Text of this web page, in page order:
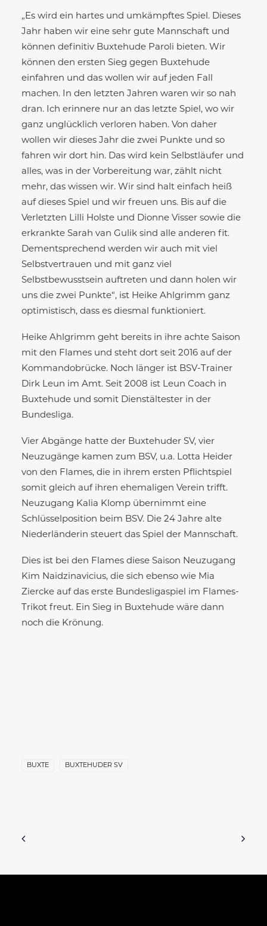
„Es wird ein hartes und umkämpftes Spiel. Dieses
Jahr haben wir eine sehr gute Mannschaft und
können definitiv Buxtehude Paroli bieten. Wir
können den ersten Sieg gegen Buxtehude
einfahren und das wollen wir auf jeden Fall
machen. In den letzten Jahren waren wir so nah
dran. Ich erinnere nur an das letzte Spiel, wo wir
ganz unglücklich verloren haben. Von daher
wollen wir dieses Jahr die zwei Punkte und so
fahren wir dort hin. Das wird kein Selbstläufer und
alles, was in der Vorbereitung war, zählt nicht
mehr, das wissen wir. Wir sind halt einfach heiß
auf dieses Spiel und wir freuen uns. Bis auf die
Verletzten Lilli Holste und Dionne Visser sowie die
erkrankte Sarah van Gulik sind alle anderen fit.
Dementsprechend werden wir auch mit viel
Selbstvertrauen und mit ganz viel
Selbstbewusstsein auftreten und dann holen wir
uns die zwei Punkte“, ist Heike Ahlgrimm ganz
optimistisch, dass es diesmal funktioniert.
Heike Ahlgrimm geht bereits in ihre achte Saison
mit den Flames und steht dort seit 2016 auf der
Kommandobrücke. Noch länger ist BSV-Trainer
Dirk Leun im Amt. Seit 2008 ist Leun Coach in
Buxtehude und somit Dienstältester in der
Bundesliga.
Vier Abgänge hatte der Buxtehuder SV, vier
Neuzugänge kamen zum BSV, u.a. Lotta Heider
von den Flames, die in ihrem ersten Pflichtspiel
somit gleich auf ihren ehemaligen Verein trifft.
Neuzugang Kalia Klomp übernimmt eine
Schlüsselposition beim BSV. Die 24 Jahre alte
Niederländerin steuert das Spiel der Mannschaft.
Dies ist bei den Flames diese Saison Neuzugang
Kim Naidzinavicius, die sich ebenso wie Mia
Ziercke auf das erste Bundesligaspiel im Flames-
Trikot freut. Ein Sieg in Buxtehude wäre dann
noch die Krönung.
BUXTE BUXTEHUDER SV